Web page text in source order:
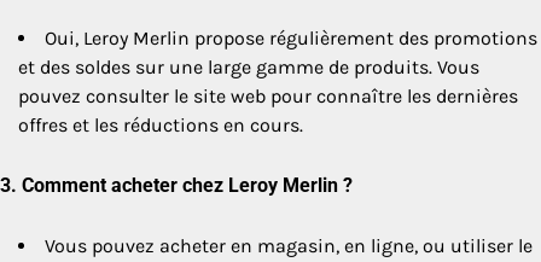
Oui, Leroy Merlin propose régulièrement des promotions
et des soldes sur une large gamme de produits. Vous
pouvez consulter le site web pour connaître les dernières
offres et les réductions en cours.
3. Comment acheter chez Leroy Merlin ?
Vous pouvez acheter en magasin, en ligne, ou utiliser le